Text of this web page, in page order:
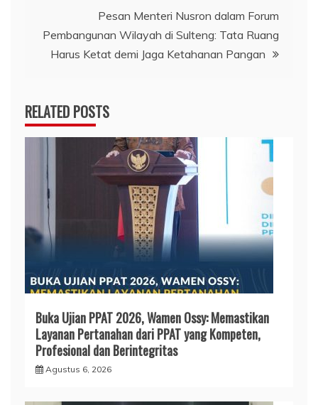
Pesan Menteri Nusron dalam Forum
Pembangunan Wilayah di Sulteng: Tata Ruang
Harus Ketat demi Jaga Ketahanan Pangan
RELATED POSTS
Buka Ujian PPAT 2026, Wamen Ossy: Memastikan
Layanan Pertanahan dari PPAT yang Kompeten,
Profesional dan Berintegritas
Agustus 6, 2026